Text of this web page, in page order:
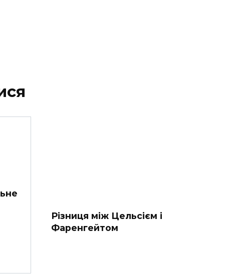
Різниця між Цельсієм і
Фаренгейтом